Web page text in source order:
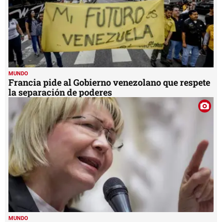
MUNDO
Francia pide al Gobierno venezolano que respete
la separación de poderes
MUNDO